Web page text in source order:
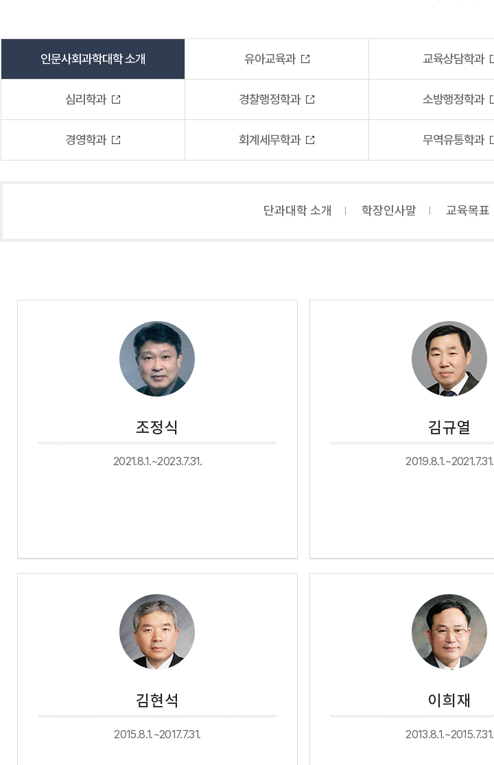
인문사회과학대학 소개 유아교육과 교육상담학과
심리학과 경찰행정학과 소방행정학과
경영학과 회계세무학과 무역유통학과
단과대학 소개 학장인사말 교육목표
조정식
2021.8.1.~2023.7.31.
김규열
2019.8.1.~2021.7.31.
김현석
2015.8.1.~2017.7.31.
이희재
2013.8.1.~2015.7.31.